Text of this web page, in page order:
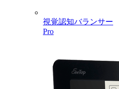
視覚認知バランサー
Pro